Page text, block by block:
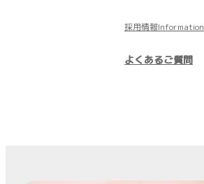
採用情報Information
よくあるご質問